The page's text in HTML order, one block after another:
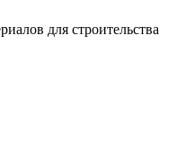
для строительства